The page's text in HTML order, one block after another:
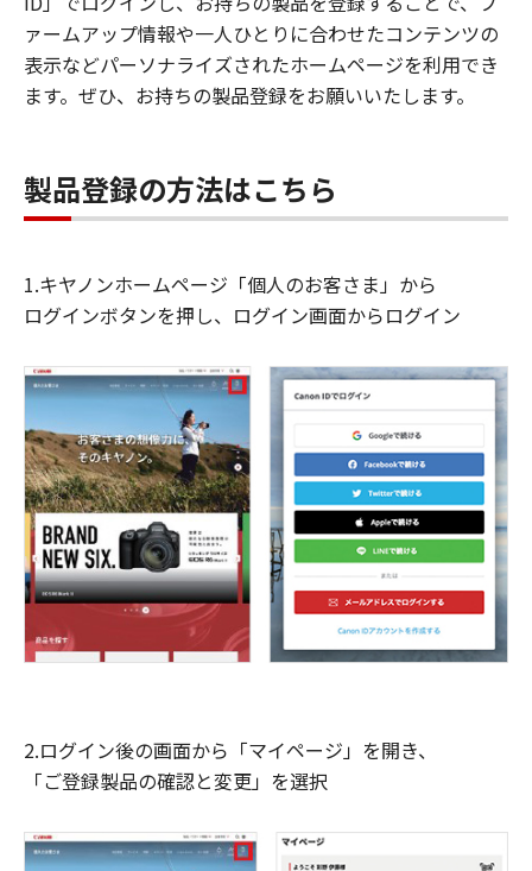
ァームアップ情報や一人ひとりに合わせたコンテンツの
表示などパーソナライズされたホームページを利用でき
ます。ぜひ、お持ちの製品登録をお願いいたします。
製品登録の方法はこちら
1.キヤノンホームページ「個人のお客さま」から
ログインボタンを押し、ログイン画面からログイン
2.ログイン後の画面から「マイページ」を開き、
「ご登録製品の確認と変更」を選択